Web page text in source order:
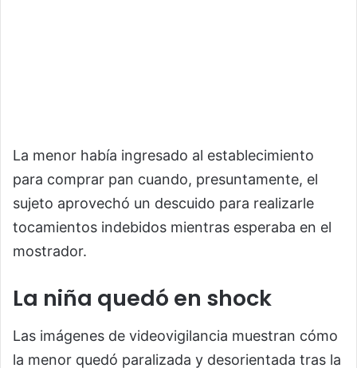
La menor había ingresado al establecimiento
para comprar pan cuando, presuntamente, el
sujeto aprovechó un descuido para realizarle
tocamientos indebidos mientras esperaba en el
mostrador.
La niña quedó en shock
Las imágenes de videovigilancia muestran cómo
la menor quedó paralizada y desorientada tras la